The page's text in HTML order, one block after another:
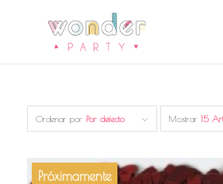
Ordenar por Por defecto Mostrar 15
Próximamente